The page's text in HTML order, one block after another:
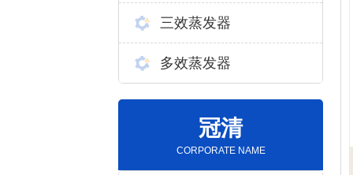
三效蒸发器
多效蒸发器
冠清
CORPORATE NAME